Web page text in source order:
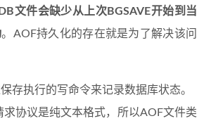
文件会缺少从上次BGSAVE开始到当
。AOF持久化的存在就是为了解决该问
存执行的写命令来记录数据库状态。
求协议是纯文本格式，所以AOF文件类